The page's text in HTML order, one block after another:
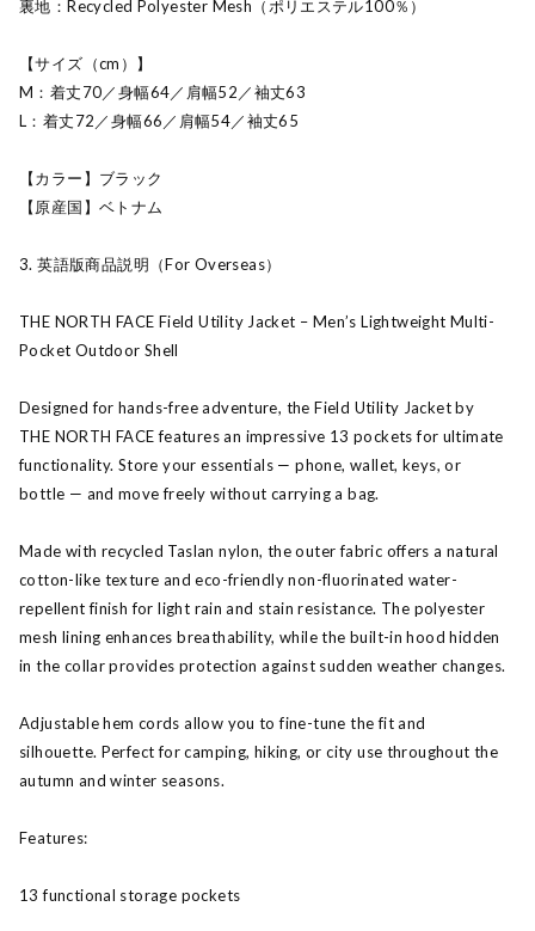
裏地：Recycled Polyester Mesh（ポリエステル100％）
【サイズ（cm）】
M：着丈70／身幅64／肩幅52／袖丈63
L：着丈72／身幅66／肩幅54／袖丈65
【カラー】ブラック
【原産国】ベトナム
3. 英語版商品説明（For Overseas）
THE NORTH FACE Field Utility Jacket – Men’s Lightweight Multi-
Pocket Outdoor Shell
Designed for hands-free adventure, the Field Utility Jacket by
THE NORTH FACE features an impressive 13 pockets for ultimate
functionality. Store your essentials — phone, wallet, keys, or
bottle — and move freely without carrying a bag.
Made with recycled Taslan nylon, the outer fabric offers a natural
cotton-like texture and eco-friendly non-fluorinated water-
repellent finish for light rain and stain resistance. The polyester
mesh lining enhances breathability, while the built-in hood hidden
in the collar provides protection against sudden weather changes.
Adjustable hem cords allow you to fine-tune the fit and
silhouette. Perfect for camping, hiking, or city use throughout the
autumn and winter seasons.
Features:
13 functional storage pockets